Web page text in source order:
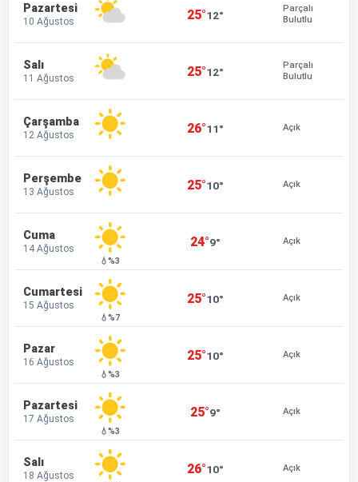
Pazartesi
10 Ağustos 25°12°
Parçalı
Bulutlu
Salı
11 Ağustos 25°12°
Parçalı
Bulutlu
Çarşamba
12 Ağustos 26°11° Açık
Perşembe
13 Ağustos 25°10° Açık
Cuma
14 Ağustos
💧%3
24°9° Açık
Cumartesi
15 Ağustos
💧%7
25°10° Açık
Pazar
16 Ağustos
💧%3
25°10° Açık
Pazartesi
17 Ağustos
💧%3
25°9° Açık
Salı
18 Ağustos 26°10° Açık